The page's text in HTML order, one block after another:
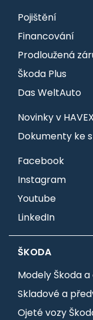
Pojištění
Financování
Prodloužená
Škoda Plus
Das WeltAuto
Novinky v
Dokumenty ke
Facebook
Instagram
Youtube
LinkedIn
ŠKODA
Modely Škoda
Skladové a
Ojeté vozy